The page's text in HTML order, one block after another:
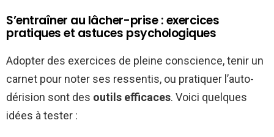
S’entraîner au lâcher-prise : exercices
pratiques et astuces psychologiques
Adopter des exercices de pleine conscience, tenir un
carnet pour noter ses ressentis, ou pratiquer l’auto-
dérision sont des outils efficaces. Voici quelques
idées à tester :